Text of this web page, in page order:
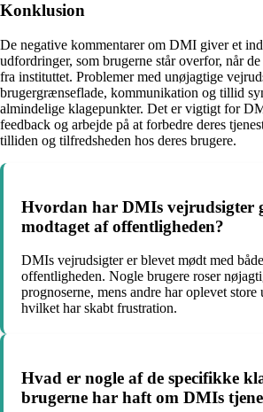
Konklusion
De negative kommentarer om DMI giver et
udfordringer, som brugerne står overfor, når
fra instituttet. Problemer med unøjagtige
brugergrænseflade, kommunikation og tillid
almindelige klagepunkter. Det er vigtigt for
feedback og arbejde på at forbedre deres
tilliden og tilfredsheden hos deres brugere.
Hvordan har DMIs vejrudsigter
modtaget af offentligheden?
DMIs vejrudsigter er blevet mødt med
offentligheden. Nogle brugere roser
prognoserne, mens andre har oplevet store
hvilket har skabt frustration.
Hvad er nogle af de specifikke
brugerne har haft om DMIs